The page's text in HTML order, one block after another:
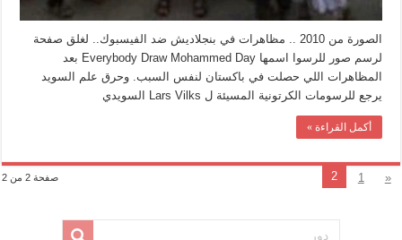
الصورة من 2010 .. مظاهرات في بنجلاديش ضد الفيسبوك.. لغلق صفحة
لرسم صور للرسوا اسمها Everybody Draw Mohammed Day بعد
المظاهرات اللي حصلت في باكستان لنفس السبب. وحرق علم السويد
يرجع للرسومات الكرتونية المسيئة ل Lars Vilks السويدي
أكمل القراءة »
صفحة 2 من 2 «
1
2